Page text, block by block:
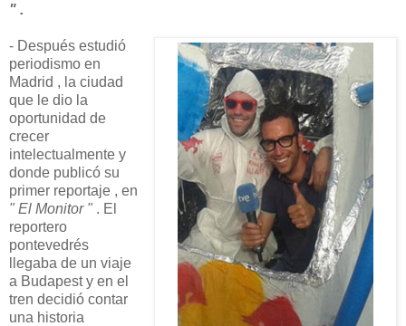
" .
- Después estudió
periodismo en
Madrid , la ciudad
que le dio la
oportunidad de
crecer
intelectualmente y
donde publicó su
primer reportaje , en
" El Monitor " . El
reportero
pontevedrés
llegaba de un viaje
a Budapest y en el
tren decidió contar
una historia